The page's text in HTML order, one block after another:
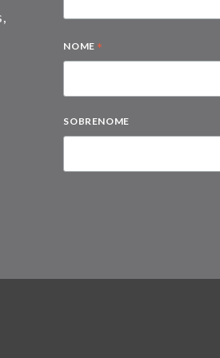
NOME *
SOBRENOME